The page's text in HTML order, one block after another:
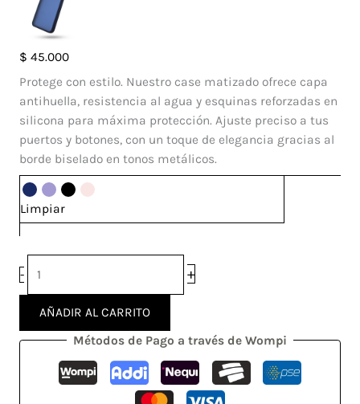
$ 45.000
Protege con estilo. Nuestro case matizado ofrece capa
antihuella, resistencia al agua y esquinas reforzadas en
silicona para máxima protección. Ajuste preciso a tus
puertos y botones, con un toque de elegancia gracias al
borde biselado en tonos metálicos.
Limpiar
-
Case
Francia
Realme
C30
cantidad
+
AÑADIR AL CARRITO
Métodos de Pago a través de Wompi